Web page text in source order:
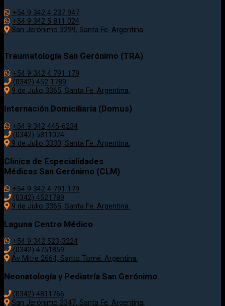
+54 9 342 4 237 947
+54 9 342 5 811 024
San Jerónimo 3299, Santa Fe. Argentina.
Traumatología San Gerónimo (TRA)
+54 9 342 4 791 179
(0342) 452 1789
9 de Julio 3365, Santa Fe. Argentina.
Internación Domiciliaria (Domus)
+54 9 342 445-6234
(0342) 5811024
9 de Julio 3330, Santa Fe. Argentina.
Clinica de Especialidades
Médicas San Gerónimo (CLM)
+54 9 342 4 791 179
(0342) 4521789
9 de Julio 3365, Santa Fe. Argentina.
Laguna Centro Médico
+54 9 342 523-3224
(0342) 4751859
Av Mitre 2664, Santo Tomé. Argentina.
Neonatología y Pediatría San Gerónimo
(0342) 4811766
San Jerónimo 3347, Santa Fe. Argentina.